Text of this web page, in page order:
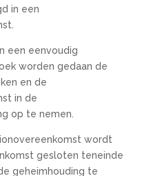
in een
een eenvoudig
worden gedaan de
en de
in de
op te nemen.
wordt
gesloten teneinde
geheimhouding te